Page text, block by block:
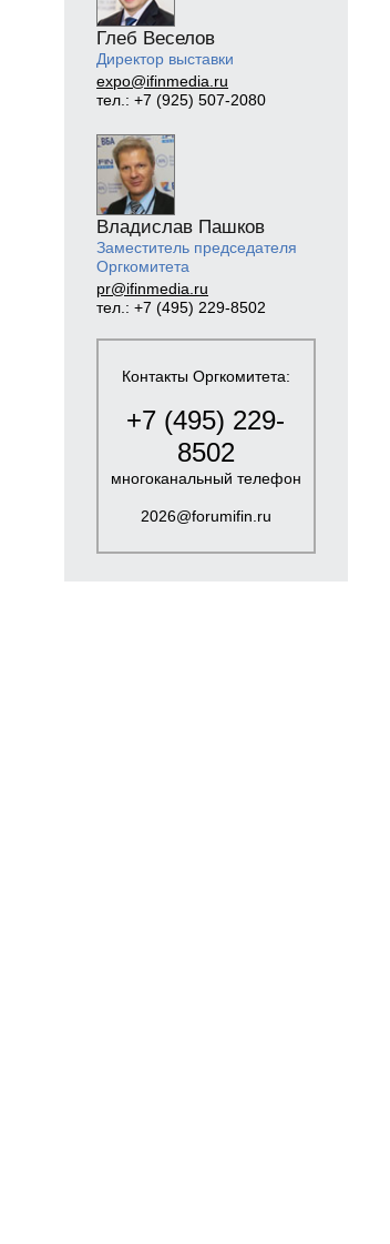
Глеб Веселов
Директор выставки
expo@ifinmedia.ru
тел.: +7 (925) 507-2080
Владислав Пашков
Заместитель председателя
Оргкомитета
pr@ifinmedia.ru
тел.: +7 (495) 229-8502
Контакты Оргкомитета:
+7 (495) 229-
8502
многоканальный телефон
2026@forumifin.ru